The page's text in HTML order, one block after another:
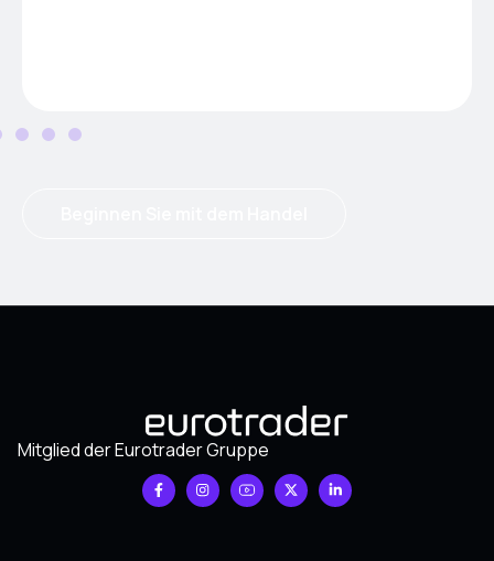
Mitglied der Eurotrader Gruppe